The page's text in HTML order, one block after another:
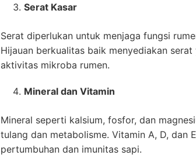
Serat Kasar
Serat diperlukan untuk menjaga fungsi
Hijauan berkualitas baik menyediakan
aktivitas mikroba rumen.
Mineral dan Vitamin
Mineral seperti kalsium, fosfor, dan
tulang dan metabolisme. Vitamin A, D, dan
pertumbuhan dan imunitas sapi.